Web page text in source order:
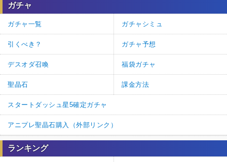
ガチャ
ガチャ一覧 ガチャシミュ
引くべき？ ガチャ予想
デスオダ召喚 福袋ガチャ
聖晶石 課金方法
スタートダッシュ星5確定ガチャ
アニプレ聖晶石購入（外部リンク）
ランキング